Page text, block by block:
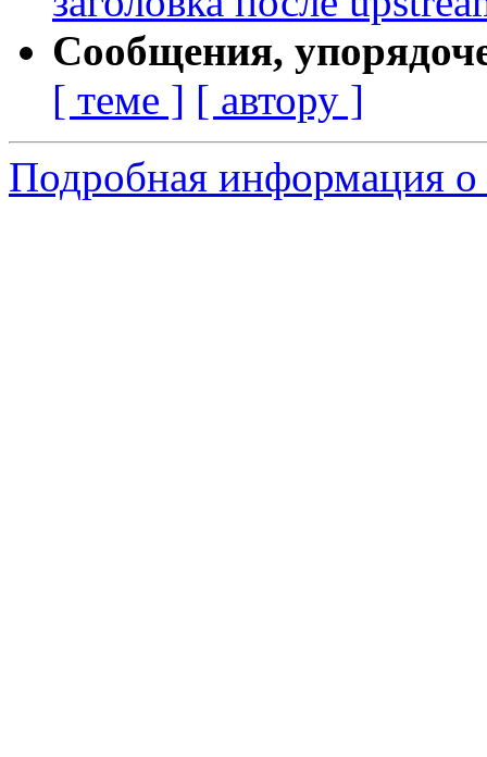
Сообщения,
[ теме ] [ автору ]
Подробная информация